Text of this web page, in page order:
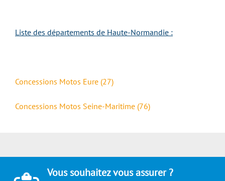
Liste des départements de Haute-Normandie :
Concessions Motos Eure (27)
Concessions Motos Seine-Maritime (76)
Vous souhaitez vous assurer ?